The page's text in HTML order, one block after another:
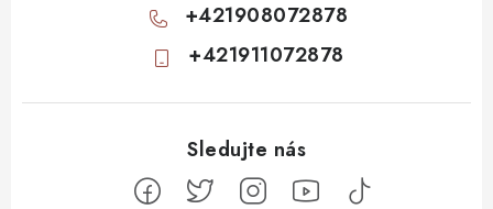
+421908072878
+421911072878